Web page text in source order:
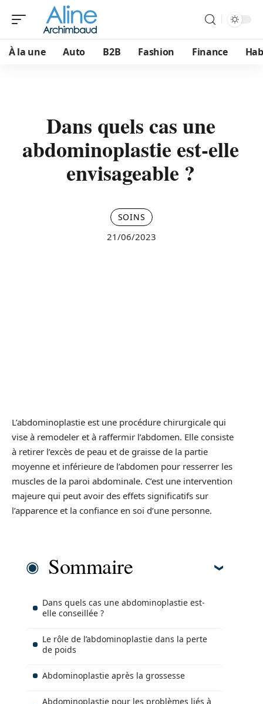
À la une Auto B2B Fashion Finance
Dans quels cas une
abdominoplastie est-elle
envisageable ?
SOINS
21/06/2023
L’abdominoplastie est une procédure chirurgicale qui
vise à remodeler et à raffermir l’abdomen. Elle consiste
à retirer l’excès de peau et de graisse de la partie
moyenne et inférieure de l’abdomen pour resserrer les
muscles de la paroi abdominale. C’est une intervention
majeure qui peut avoir des effets significatifs sur
l’apparence et la confiance en soi d’une personne.
Sommaire
Dans quels cas une abdominoplastie est-
elle conseillée ?
Le rôle de l’abdominoplastie dans la perte
de poids
Abdominoplastie après la grossesse
Abdominoplastie pour les problèmes liés à